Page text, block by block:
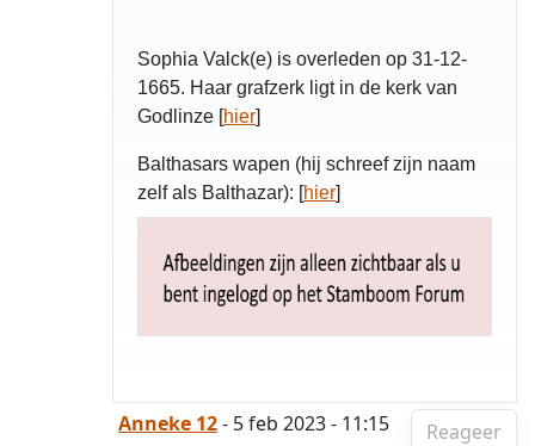
Sophia Valck(e) is overleden op 31-12-
1665. Haar grafzerk ligt in de kerk van
Godlinze [hier]
Balthasars wapen (hij schreef zijn naam
zelf als Balthazar): [hier]
Reageer
Anneke 12- 5 feb 2023 - 11:15